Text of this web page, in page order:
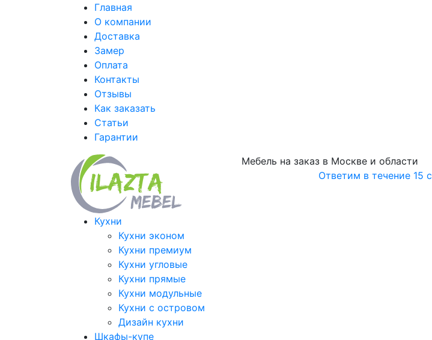
Главная
О компании
Доставка
Замер
Оплата
Контакты
Отзывы
Как заказать
Статьи
Гарантии
Мебель на заказ в Москве и области
Ответим в течение 15 с
Кухни
Кухни эконом
Кухни премиум
Кухни угловые
Кухни прямые
Кухни модульные
Кухни с островом
Дизайн кухни
Шкафы-купе